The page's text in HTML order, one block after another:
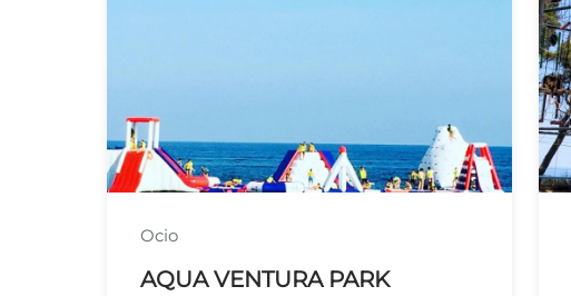
Ocio
AQUA VENTURA PARK